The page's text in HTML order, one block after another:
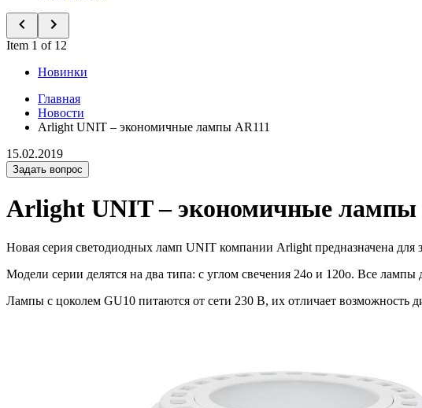
Item 1 of 12
Новинки
Главная
Новости
Arlight UNIT – экономичные лампы AR111
15.02.2019
Задать вопрос
Arlight UNIT – экономичные лампы
Новая серия светодиодных ламп UNIT компании Arlight предназначена
Модели серии делятся на два типа: с углом свечения 24o и 120o. Все
Лампы с цоколем GU10 питаются от сети 230 В, их отличает возможность